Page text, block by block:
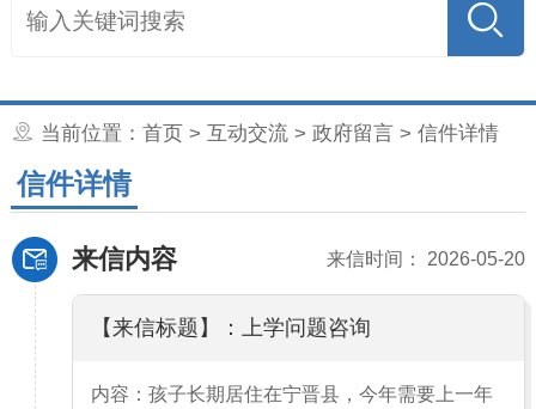
当前位置： 首页 > 互动交流> 政府留言> 信件详情
信件详情
来信内容 来信时间： 2026-05-20
【来信标题】：上学问题咨询
内容：孩子长期居住在宁晋县，今年需要上一年